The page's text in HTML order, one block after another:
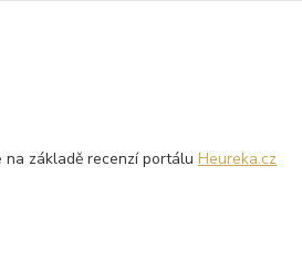
na základě recenzí portáluHeureka.cz